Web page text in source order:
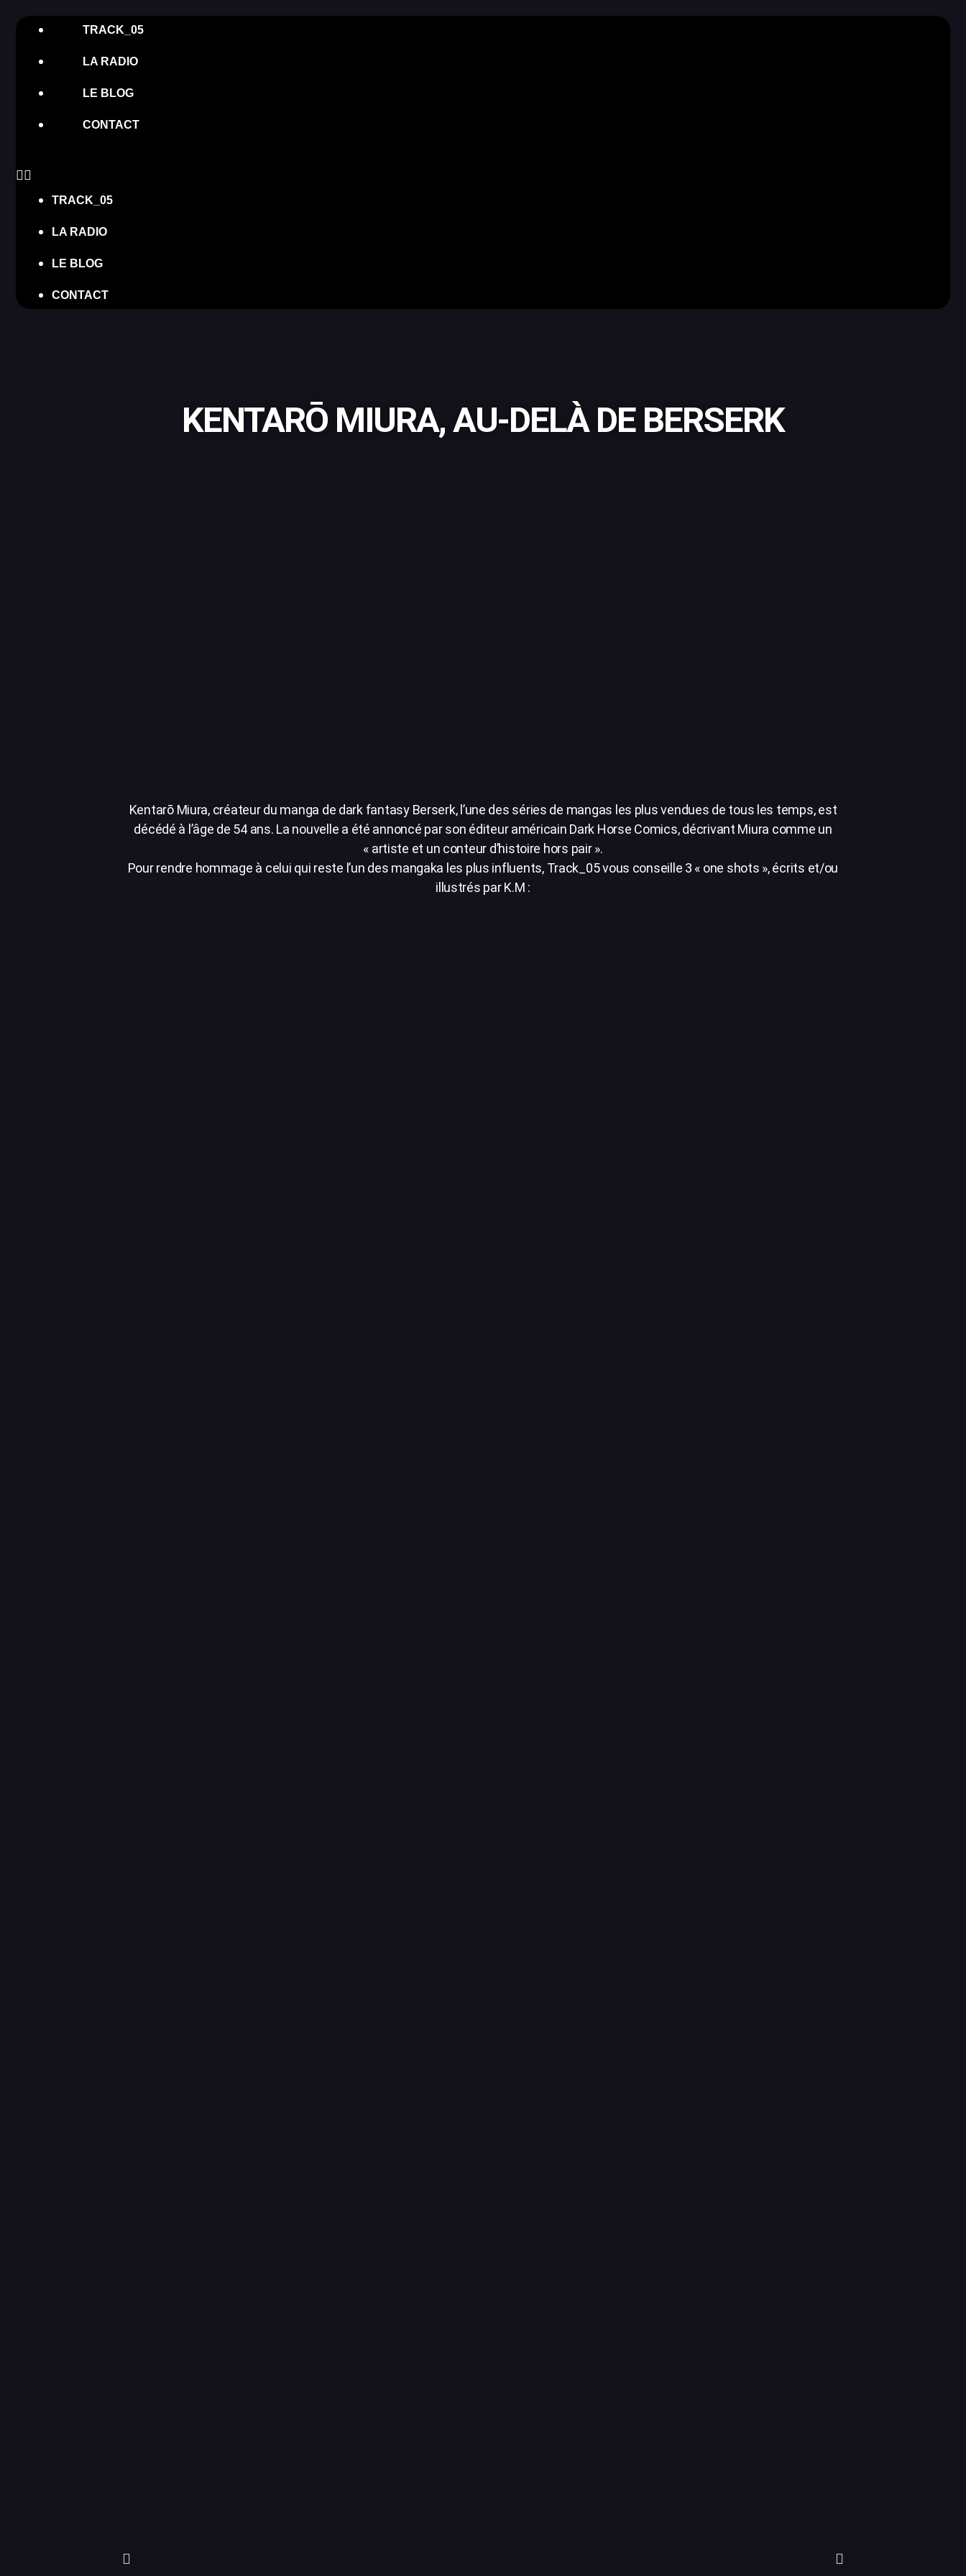
TRACK_05
LA RADIO
LE BLOG
CONTACT
TRACK_05
LA RADIO
LE BLOG
CONTACT
KENTARŌ MIURA, AU‑DELÀ DE BERSERK
Kentarō Miura, créateur du manga de dark fantasy Berserk, l’une des séries de mangas les plus vendues de tous les temps, est
décédé à l’âge de 54 ans. La nouvelle a été annoncé par son éditeur américain Dark Horse Comics, décrivant Miura comme un
« artiste et un conteur d’histoire hors pair ».
Pour rendre hommage à celui qui reste l’un des mangaka les plus influents, Track_05 vous conseille 3 « one shots », écrits et/ou
illustrés par K.M :